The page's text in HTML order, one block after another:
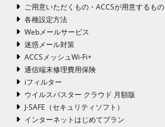
ご用意いただくもの・ACCSが用意するもの
各種設定方法
Webメールサービス
迷惑メール対策
ACCSメッシュWi-Fi+
通信端末修理費用保険
iフィルター
ウイルスバスター クラウド 月額版
J-SAFE（セキュリティソフト）
インターネットはじめてプラン